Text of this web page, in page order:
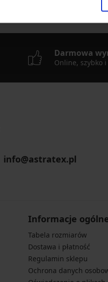
Darmowa
Online, szybko i
info@astratex.pl
Informacje
Tabela rozmiarów
Dostawa i płatność
Regulamin sklepu
Ochrona danych